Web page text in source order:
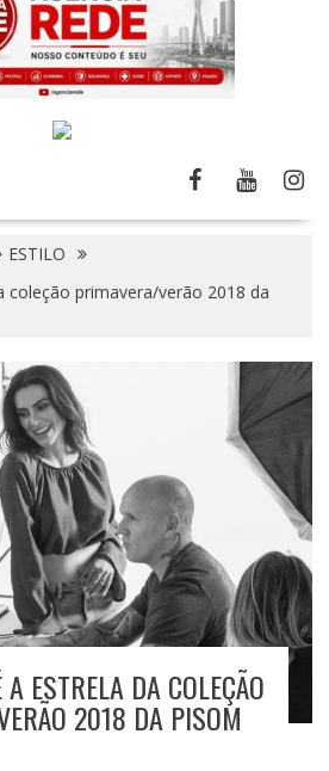
ESTILO
coleção primavera/verão 2018 da
ESTRELA DA COLEÇÃO
2018 DA PISOM